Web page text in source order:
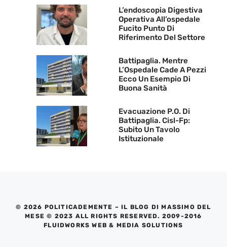
L’endoscopia Digestiva
Operativa All’ospedale
Fucito Punto Di
Riferimento Del Settore
Battipaglia. Mentre
L’Ospedale Cade A Pezzi
Ecco Un Esempio Di
Buona Sanità
Evacuazione P.O. Di
Battipaglia. Cisl-Fp:
Subito Un Tavolo
Istituzionale
© 2026 POLITICADEMENTE – IL BLOG DI MASSIMO DEL
MESE © 2023 ALL RIGHTS RESERVED. 2009-2016
FLUIDWORKS WEB & MEDIA SOLUTIONS